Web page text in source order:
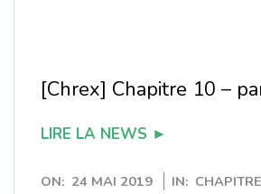
[Chrex] Chapitre 10 –
LIRE LA NEWS ►
2019-
ON: 24 MAI 2019 IN: